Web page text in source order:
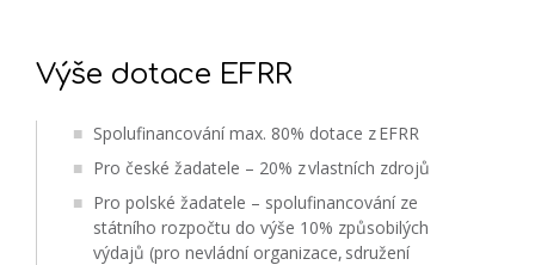
Výše dotace EFRR
Spolufinancování max. 80% dotace z EFRR
Pro české žadatele – 20% z vlastních zdrojů
Pro polské žadatele – spolufinancování ze
státního rozpočtu do výše 10% způsobilých
výdajů (pro nevládní organizace, sdružení